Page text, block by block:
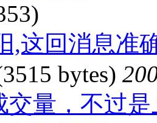
,这回消息准
bytes)
交量，不过